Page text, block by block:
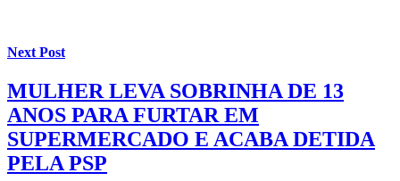
Next Post
MULHER LEVA SOBRINHA DE 13
ANOS PARA FURTAR EM
SUPERMERCADO E ACABA DETIDA
PELA PSP